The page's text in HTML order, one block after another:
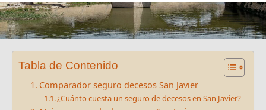
Tabla de Contenido
Comparador seguro decesos San Javier
¿Cuánto cuesta un seguro de decesos en San Javier?